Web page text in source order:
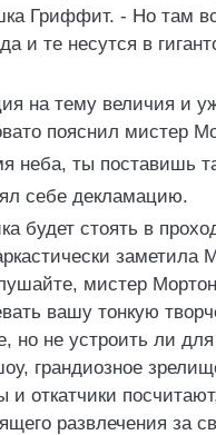
Гриффит. - Но там
и те несутся в
на тему величия и
пояснил мистер
неба, ты поставишь
себе декламацию.
будет стоять в
заметила
мистер
вашу тонкую
но не устроить ли
грандиозное
и откатчики
развлечения за